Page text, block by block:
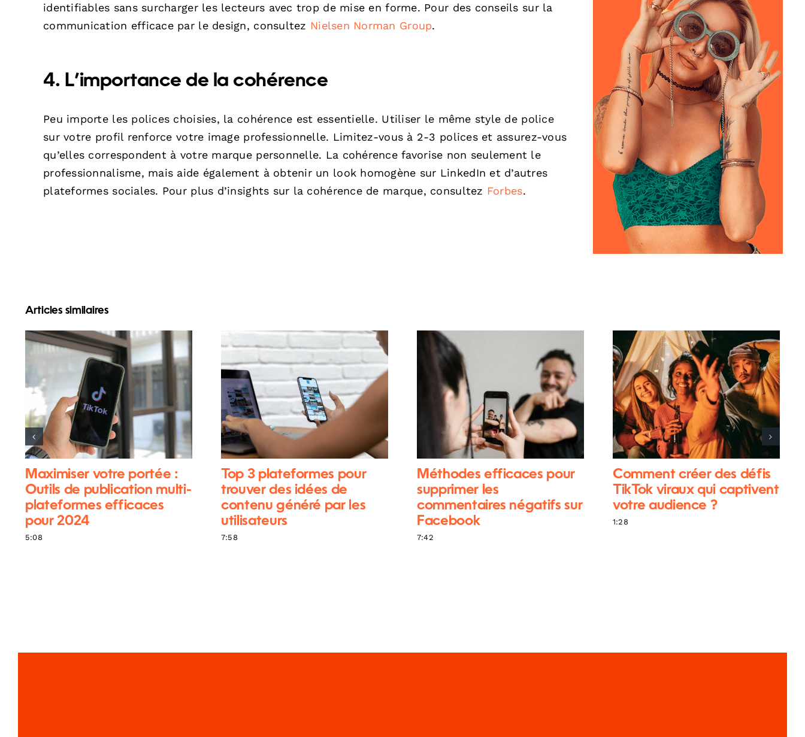
identifiables sans surcharger les lecteurs avec trop de mise en forme. Pour des conseils sur la
communication efficace par le design, consultez Nielsen Norman Group.
4. L’importance de la cohérence
Peu importe les polices choisies, la cohérence est essentielle. Utiliser le même style de police
sur votre profil renforce votre image professionnelle. Limitez-vous à 2-3 polices et assurez-vous
qu’elles correspondent à votre marque personnelle. La cohérence favorise non seulement le
professionnalisme, mais aide également à obtenir un look homogène sur LinkedIn et d’autres
plateformes sociales. Pour plus d’insights sur la cohérence de marque, consultez Forbes.
Articles similaires
Maximiser votre portée :
Outils de publication multi-
plateformes efficaces
pour 2024
5:08
Top 3 plateformes pour
trouver des idées de
contenu généré par les
utilisateurs
7:58
Méthodes efficaces pour
supprimer les
commentaires négatifs sur
Facebook
7:42
Comment créer des défis
TikTok viraux qui captivent
votre audience ?
1:28